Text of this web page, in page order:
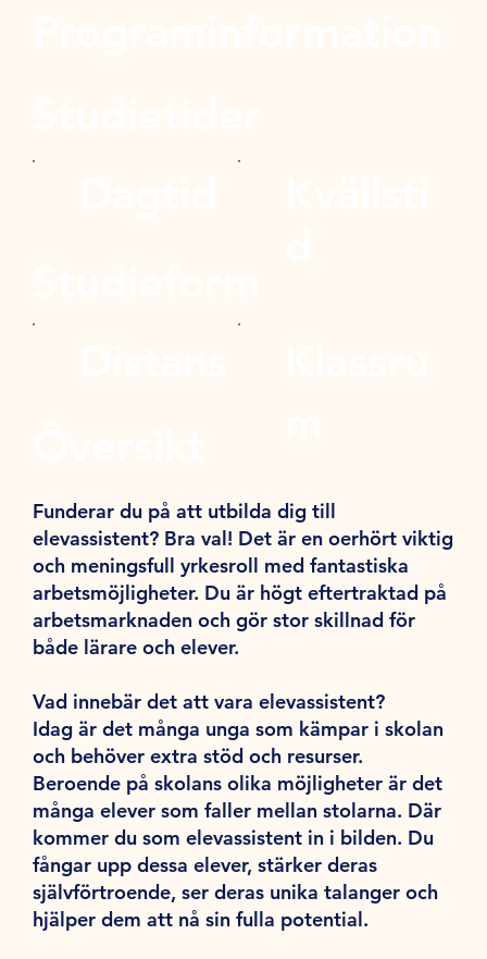
Funderar du på att utbilda dig till
elevassistent? Bra val! Det är en oerhört viktig
och meningsfull yrkesroll med fantastiska
arbetsmöjligheter. Du är högt eftertraktad på
arbetsmarknaden och gör stor skillnad för
både lärare och elever.
Vad innebär det att vara elevassistent?
Idag är det många unga som kämpar i skolan
och behöver extra stöd och resurser.
Beroende på skolans olika möjligheter är det
många elever som faller mellan stolarna. Där
kommer du som elevassistent in i bilden. Du
fångar upp dessa elever, stärker deras
självförtroende, ser deras unika talanger och
hjälper dem att nå sin fulla potential.